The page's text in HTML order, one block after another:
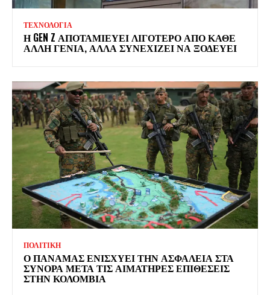
ΤΕΧΝΟΛΟΓΙΑ
Η GEN Z ΑΠΟΤΑΜΙΕΥΕΙ ΛΙΓΟΤΕΡΟ ΑΠΟ ΚΑΘΕ
ΑΛΛΗ ΓΕΝΙΑ, ΑΛΛΑ ΣΥΝΕΧΙΖΕΙ ΝΑ ΞΟΔΕΥΕΙ
ΠΟΛΙΤΙΚΗ
Ο ΠΑΝΑΜΑΣ ΕΝΙΣΧΥΕΙ ΤΗΝ ΑΣΦΑΛΕΙΑ ΣΤΑ
ΣΥΝΟΡΑ ΜΕΤΑ ΤΙΣ ΑΙΜΑΤΗΡΕΣ ΕΠΙΘΕΣΕΙΣ
ΣΤΗΝ ΚΟΛΟΜΒΙΑ